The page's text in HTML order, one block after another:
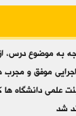
به موضوع درس،
موفق و مجرب
علمي دانشگاه ها
شد​